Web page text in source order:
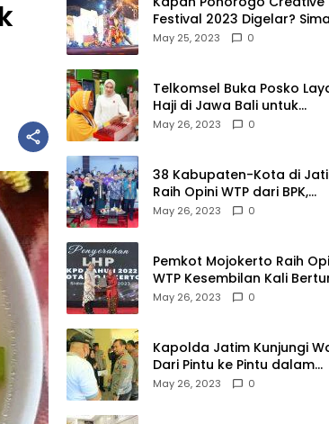
Festival 2023 Digelar?
Tanggalnya DISINI
May 25, 2023 0
Telkomsel Buka Posko
Haji di Jawa Bali untuk
Membantu Jemaah dalam
May 26, 2023 0
38 Kabupaten-Kota di
Raih Opini WTP dari BPK,
Gubernur Khofifah Apresiasi
May 26, 2023 0
Pemkot Mojokerto Raih
WTP Kesembilan Kali
turut dari BPK Jawa Timur
May 26, 2023 0
Kapolda Jatim Kunjungi
Dari Pintu ke Pintu dalam
Kegiatan Jumat Curhat dan
May 26, 2023 0